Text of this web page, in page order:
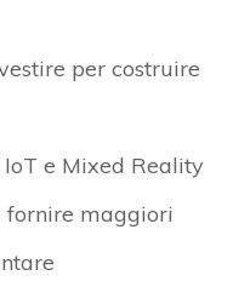
per costruire
e Mixed Reality
fornire maggiori